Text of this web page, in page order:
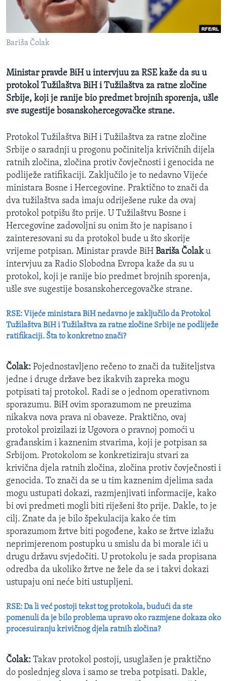
MAGAZIN
O GLASU AMERIKE
PRATITE NAS
Bariša Čolak
Ministar pravde BiH u intervjuu za RSE kaže da su u
protokol Tužilaštva BiH i Tužilaštva za ratne zločine
Srbije, koji je ranije bio predmet brojnih sporenja, ušle
sve sugestije bosanskohercegovačke strane.
Protokol Tužilaštva BiH i Tužilaštva za ratne zločine
Srbije o saradnji u progonu počinitelja krivičnih dijela
ratnih zločina, zločina protiv čovječnosti i genocida ne
podliježe ratifikaciji. Zaključilo je to nedavno Vijeće
ministara Bosne i Hercegovine. Praktično to znači da
dva tužilaštva sada imaju odriješene ruke da ovaj
protokol potpišu što prije. U Tužilaštvu Bosne i
Hercegovine zadovoljni su onim što je napisano i
zainteresovani su da protokol bude u što skorije
vrijeme potpisan. Ministar pravde BiH Bariša Čolaku
intervjuu za Radio Slobodna Evropa kaže da su u
protokol, koji je ranije bio predmet brojnih sporenja,
ušle sve sugestije bosanskohercegovačke strane.
RSE: Vijeće ministara BiH nedavno je zaključilo da Protokol
Tužilaštva BiH i Tužilaštva za ratne zločine Srbije ne podliježe
ratifikaciji. Šta to konkretno znači?
Čolak: Pojednostavljeno rečeno to znači da tužiteljstva
jedne i druge države bez ikakvih zapreka mogu
potpisati taj protokol. Radi se o jednom operativnom
sporazumu. BiH ovim sporazumom ne preuzima
nikakva nova prava ni obaveze. Praktično, ovaj
protokol proizilazi iz Ugovora o pravnoj pomoći u
građanskim i kaznenim stvarima, koji je potpisan sa
Srbijom. Protokolom se konkretiziraju stvari za
krivična djela ratnih zločina, zločina protiv čovječnosti i
genocida. To znači da se u tim kaznenim djelima sada
mogu ustupati dokazi, razmjenjivati informacije, kako
bi ovi predmeti mogli biti riješeni što prije. Dakle, to je
cilj. Znate da je bilo špekulacija kako će tim
sporazumom žrtve biti pogođene, kako se žrtve izlažu
neprimjerenom postupku u smislu da bi morale ići u
drugu državu svjedočiti. U protokolu je sada propisana
odredba da ukoliko žrtve ne žele da se i takvi dokazi
ustupaju oni neće biti ustupljeni.
RSE: Da li već postoji tekst tog protokola, budući da ste
pomenuli da je bilo problema upravo oko razmjene dokaza oko
procesuiranju krivičnog djela ratnih zločina?
Čolak: Takav protokol postoji, usuglašen je praktično
do poslednjeg slova i samo se treba potpisati. Dakle,